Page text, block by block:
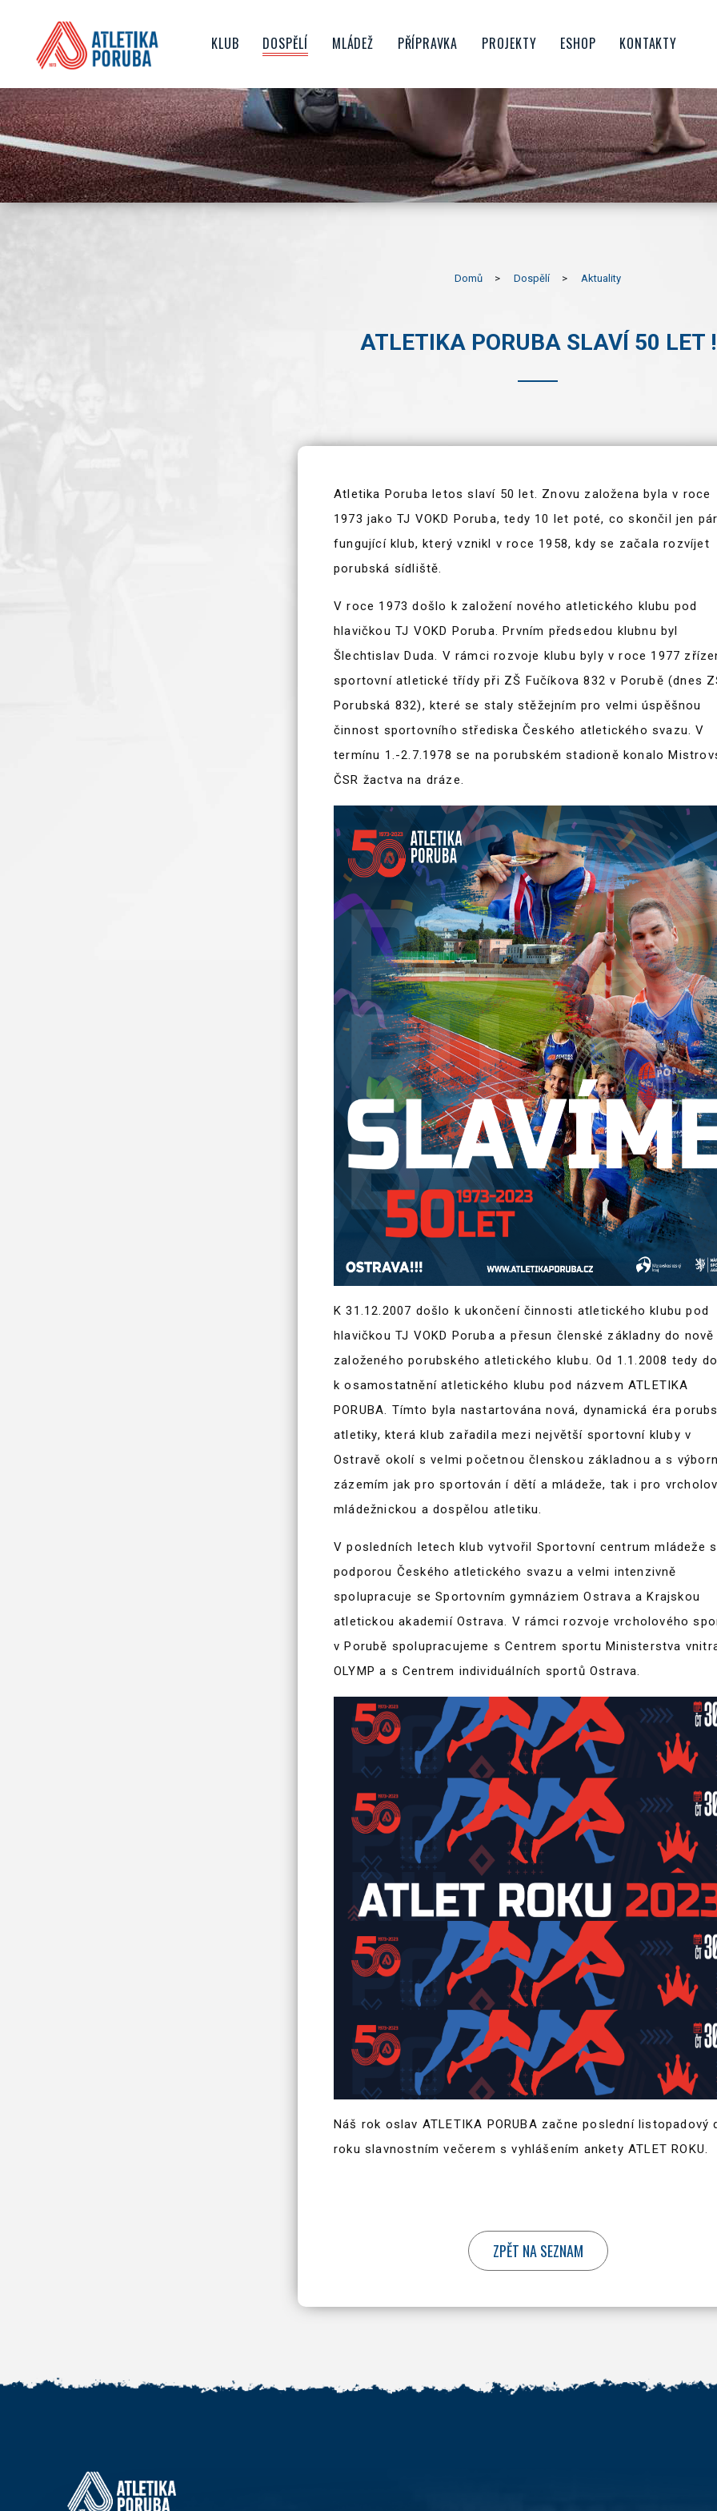
KLUB
HISTORIE KLUBU
NEJVĚTŠÍ ÚSPĚCHY
SPORTOVIŠTĚ
JAK SE STÁT ČLENEM KLUBU
ČLENSKÉ PŘÍSPĚVKY
DOSPĚLÍ
ZÁVODY
AKTUALITY
MLÁDEŽ
DOROST
JUNIOŘI
PŘÍPRAVKA
BENJAMÍNCI
MLADŠÍ PŘÍPRAVKA
STARŠÍ PŘÍPRAVKA
PROJEKTY
PŘÍMĚSTSKÉ TÁBORY
ATLETIKA PRO ŠKOLY
ATLETIKA PRO RODINU
KONDIČNÍ BĚHÁNÍ
PŘÍPRAVKOVÝ DESETIBOJ
POJĎ ZKUSIT ATLETIKU V
ESHOP KONTAKTY
Domů Dospělí Aktuality
ATLETIKA PORUBA SLAVÍ 50 LET !
Atletika Poruba letos slaví 50 let. Znovu založena byla v roce
1973 jako TJ VOKD Poruba, tedy 10 let poté, co skončil jen
fungující klub, který vznikl v roce 1958, kdy se začala rozvíjet
porubská sídliště.
V roce 1973 došlo k založení nového atletického klubu pod
hlavičkou TJ VOKD Poruba. Prvním předsedou klubnu byl
Šlechtislav Duda. V rámci rozvoje klubu byly v roce 1977
sportovní atletické třídy při ZŠ Fučíkova 832 v Porubě (dnes
Porubská 832), které se staly stěžejním pro velmi úspěšnou
činnost sportovního střediska Českého atletického svazu. V
termínu 1.-2.7.1978 se na porubském stadioně konalo
ČSR žactva na dráze.
K 31.12.2007 došlo k ukončení činnosti atletického klubu pod
hlavičkou TJ VOKD Poruba a přesun členské základny do nově
založeného porubského atletického klubu. Od 1.1.2008 tedy
k osamostatnění atletického klubu pod názvem ATLETIKA
PORUBA. Tímto byla nastartována nová, dynamická éra
atletiky, která klub zařadila mezi největší sportovní kluby v
Ostravě okolí s velmi početnou členskou základnou a s
zázemím jak pro sportován í dětí a mládeže, tak i pro
mládežnickou a dospělou atletiku.
V posledních letech klub vytvořil Sportovní centrum mládeže s
podporou Českého atletického svazu a velmi intenzivně
spolupracuje se Sportovním gymnáziem Ostrava a Krajskou
atletickou akademií Ostrava. V rámci rozvoje vrcholového
v Porubě spolupracujeme s Centrem sportu Ministerstva
OLYMP a s Centrem individuálních sportů Ostrava.
Náš rok oslav ATLETIKA PORUBA začne poslední listopadový
roku slavnostním večerem s vyhlášením ankety ATLET ROKU.